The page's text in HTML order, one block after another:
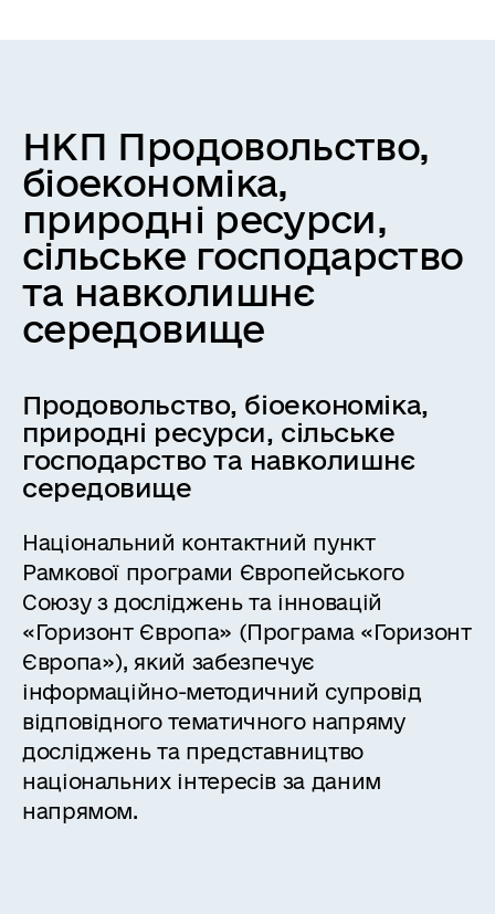
НКП Продовольство,
біоекономіка,
природні ресурси,
сільське господарство
та навколишнє
середовище
Продовольство, біоекономіка,
природні ресурси, сільське
господарство та навколишнє
середовище
Національний контактний пункт
Рамкової програми Європейського
Союзу з досліджень та інновацій
«Горизонт Європа» (Програма «Горизонт
Європа»), який забезпечує
інформаційно-методичний супровід
відповідного тематичного напряму
досліджень та представництво
національних інтересів за даним
напрямом.